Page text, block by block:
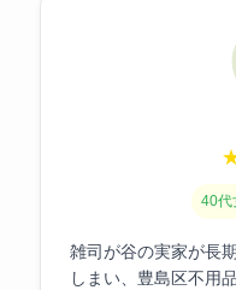
40代
雑司が谷の実家が長
しまい、豊島区不用